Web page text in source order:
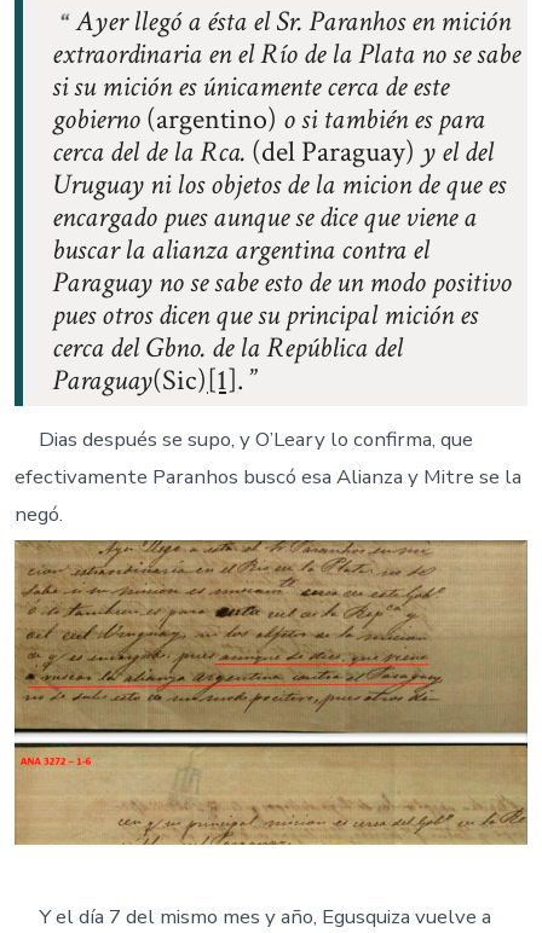
una
alianza.
Ayer llegó a ésta el Sr. Paranhos en mición
extraordinaria en el Río de la Plata no se sabe
si su mición es únicamente cerca de este
gobierno(argentino) o si también es para
cerca del de la Rca. (del Paraguay) y el del
Uruguay ni los objetos de la micion de que es
encargado pues aunque se dice que viene a
buscar la alianza argentina contra el
Paraguay no se sabe esto de un modo positivo
pues otros dicen que su principal mición es
cerca del Gbno. de la República del
Paraguay(Sic)[1].
Dias después se supo, y O’Leary lo confirma, que
efectivamente Paranhos buscó esa Alianza y Mitre se la
negó.
Y el día 7 del mismo mes y año, Egusquiza vuelve a